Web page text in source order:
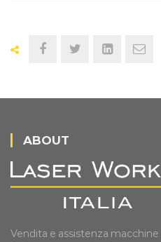
ABOUT
Vendita e assistenza macchine